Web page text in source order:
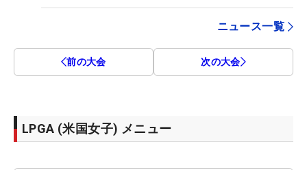
ニュース一覧
前の大会 次の大会
LPGA (米国女子) メニュー